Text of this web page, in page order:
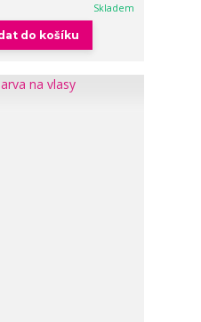
Skladem
do košíku